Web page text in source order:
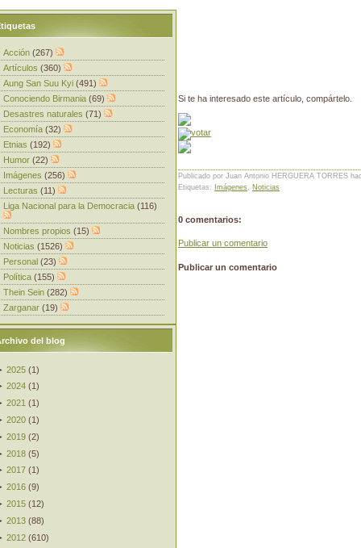
Si te ha interesado este artículo, compártelo.
Publicado por Juan Antonio HERGUERA TORRES
Etiquetas:
Imágenes, Noticias
0 comentarios:
Publicar un comentario
Publicar un comentario
Acción (267)
Artículos (360)
Aung San Suu Kyi (491)
Conociendo Birmania (69)
Desastres naturales (71)
Economía (32)
Etnias (192)
Humor (22)
Imágenes (256)
Lecturas (11)
Liga Nacional para la Democracia (116)
Nombres propios (15)
Noticias (1526)
Personal (23)
Política (155)
Thein Sein (282)
Zarganar (19)
del blog
2025 (1)
2024 (1 )
2021 (1)
2020 (1)
2019 (2)
2018 (5)
2017 (1 )
2016 (9)
2015 (12)
2013 (88)
2012 (610)